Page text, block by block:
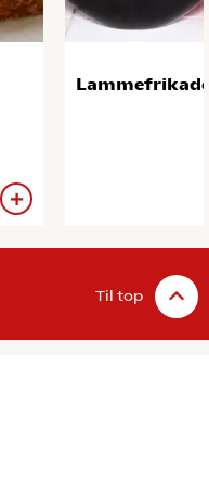
Til top